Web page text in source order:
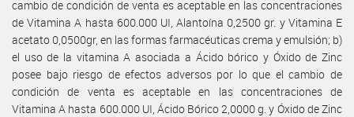
cambio de condición de venta es aceptable en las concentraciones
de Vitamina A hasta 600.000 UI, Alantoína 0,2500 gr. y Vitamina E
acetato 0,0500gr, en las formas farmacéuticas crema y emulsión; b)
el uso de la vitamina A asociada a Ácido bórico y Óxido de Zinc
posee bajo riesgo de efectos adversos por lo que el cambio de
condición de venta es aceptable en las concentraciones de
Vitamina A hasta 600.000 UI, Ácido Bórico 2,0000 g. y Óxido de Zinc